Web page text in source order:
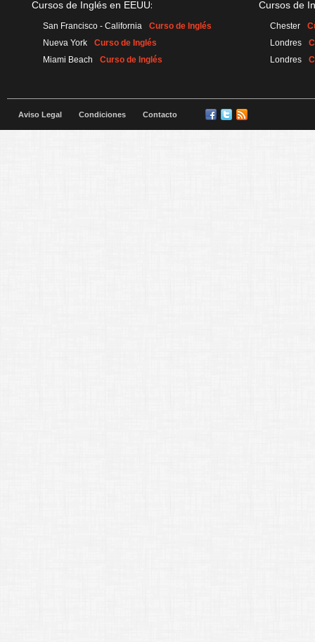
Cursos de Inglés en EEUU:
San Francisco - California
Curso de Inglés
Nueva York
Curso de Inglés
Miami Beach
Curso de Inglés
Cursos de
Chester
Londres
Londres
Aviso Legal Condiciones Contacto